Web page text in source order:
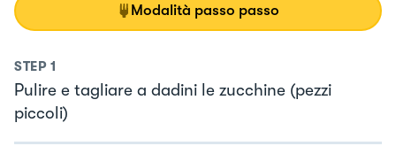
Modalità passo passo
STEP 1
Pulire e tagliare a dadini le zucchine (pezzi
piccoli)